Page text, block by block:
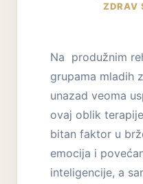
ZDRAV
Na produžnim
grupama mladih
unazad veoma
ovaj oblik
bitan faktor u
emocija i
inteligencije, a